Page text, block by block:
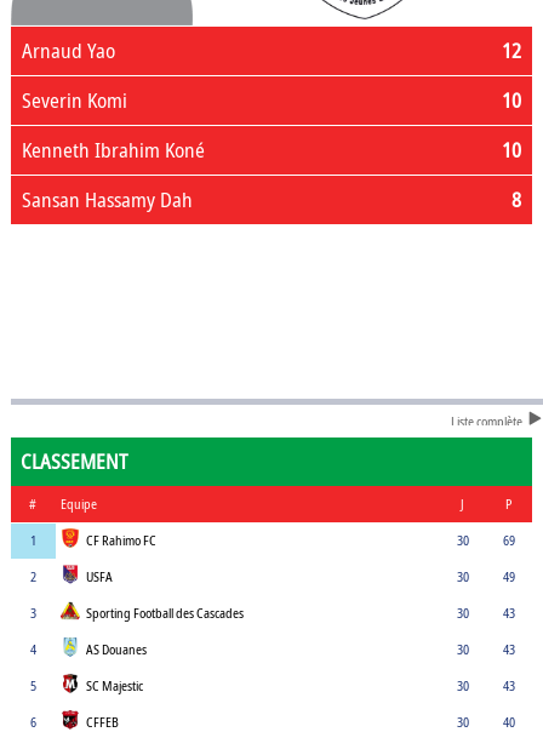
12
Arnaud Yao
10
Severin Komi
10
Kenneth Ibrahim Koné
8
Sansan Hassamy Dah
Liste complète
CLASSEMENT
# Equipe J
P
1
CF Rahimo FC 30
69
2
USFA 30
49
3
Sporting Football des Cascades 30
43
4
AS Douanes 30
43
5
SC Majestic 30
43
6
CFFEB 30
40